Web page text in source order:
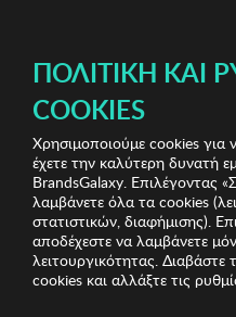
L'Oreal Paris & More
L'Oreal Paris &
Λήγει σε: 00ημέρες | 00
ΠΟΛΙΤΙΚΉ ΚΑΙ
COOKIES
Χρησιμοποιούμε cookies
έχετε την καλύτερη δυνατή
BrandsGalaxy. Επιλέγοντας
λαμβάνετε όλα τα cookies
στατιστικών, διαφήμισης).
αποδέχεστε να λαμβάνετε
λειτουργικότητας. Διαβάστε
cookies και αλλάξτε τις